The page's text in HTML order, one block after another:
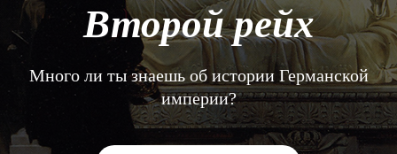
Второй рейх
Много ли ты знаешь об истории Германской
империи?